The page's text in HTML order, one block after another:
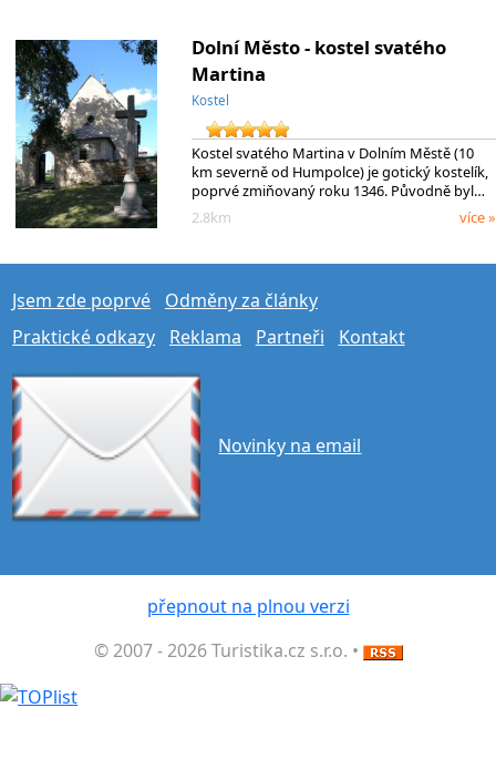
Dolní Město - kostel svatého
Martina
Kostel
Kostel svatého Martina v Dolním Městě (10
km severně od Humpolce) je gotický kostelík,
poprvé zmiňovaný roku 1346. Původně byl…
2.8km
více »
Jsem zde poprvé
Odměny za články
Praktické odkazy
Reklama Partneři Kontakt
Novinky na email
přepnout na plnou verzi
© 2007 - 2026 Turistika.cz s.r.o. •